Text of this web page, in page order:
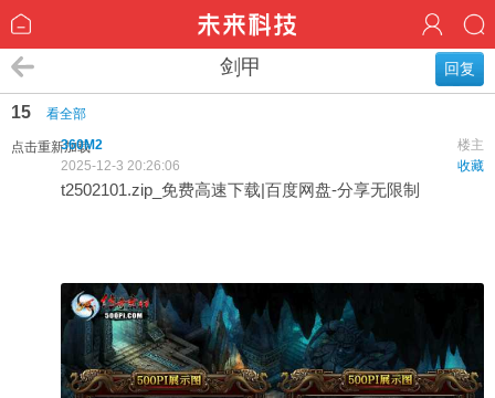
回复
剑甲
15 看全部
点击重新加载 楼主
360M2
收藏
2025-12-3 20:26:06
t2502101.zip_免费高速下载|百度网盘-分享无限制